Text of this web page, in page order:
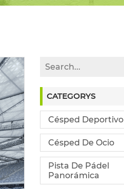
CATEGORYS
Césped Deportivo
Césped De Ocio
Pista De Pádel
Panorámica